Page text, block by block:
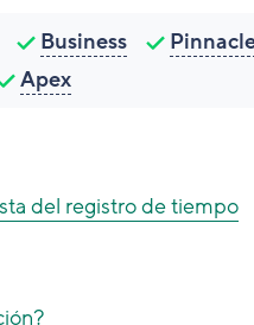
Business
Apex
del registro de tiempo